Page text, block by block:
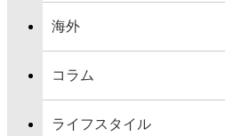
海外
コラム
ライフスタイル